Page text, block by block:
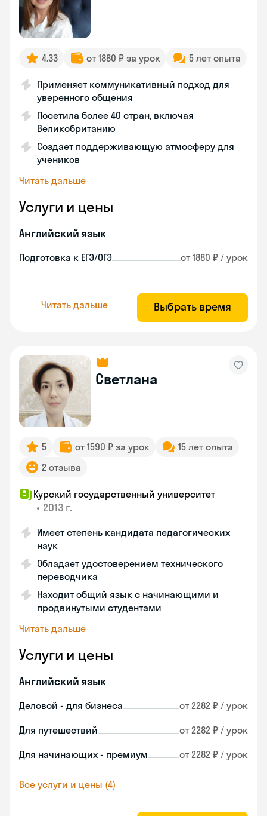
4.33 от 1880 ₽ за урок 5 лет опыта
Применяет коммуникативный подход для
уверенного общения
Посетила более 40 стран, включая
Великобританию
Создает поддерживающую атмосферу для
учеников
Читать дальше
Услуги и цены
Английский язык
Подготовка к ЕГЭ/ОГЭ от 1880 ₽ / урок
Читать дальше Выбрать время
Светлана
5 от 1590 ₽ за урок
15 лет опыта
2 отзыва
Курский государственный университет
• 2013 г.
Имеет степень кандидата педагогических
наук
Обладает удостоверением технического
переводчика
Находит общий язык с начинающими и
продвинутыми студентами
Читать дальше
Услуги и цены
Английский язык
Деловой - для бизнеса от 2282 ₽ / урок
Для путешествий от 2282 ₽ / урок
Для начинающих - премиум от 2282 ₽ / урок
Все услуги и цены (4)